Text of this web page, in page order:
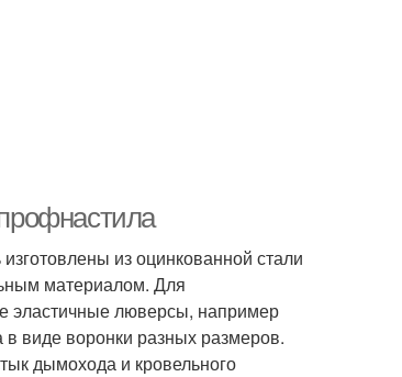
из оцинкованной стали
материалом. Для
эластичные люверсы, например
в виде воронки разных размеров.
дымохода и кровельного